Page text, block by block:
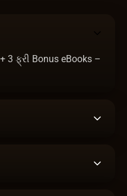
3 ફ્રી Bonus eBooks –